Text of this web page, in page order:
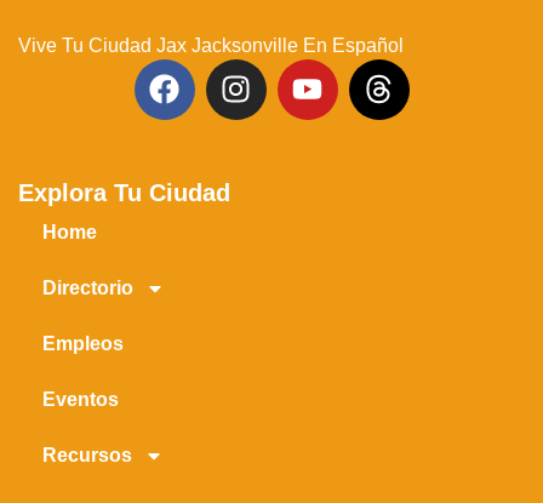
Vive Tu Ciudad Jax Jacksonville En Español
Explora Tu Ciudad
Home
Directorio
Empleos
Eventos
Recursos